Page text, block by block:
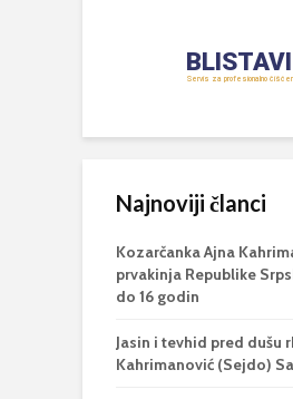
Najnoviji članci
Kozarčanka Ajna
prvakinja Republike
do 16 godin
Jasin i tevhid pred dušu
Kahrimanović (Sejdo)